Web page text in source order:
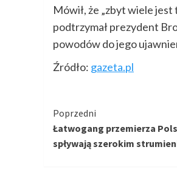
Mówił, że „zbyt wiele
podtrzymał prezydent
powodów do jego
Źródło: gazeta.pl
Kontynuuj
czytanie
Poprzedni
Łatwogang przemierza
spływają szerokim